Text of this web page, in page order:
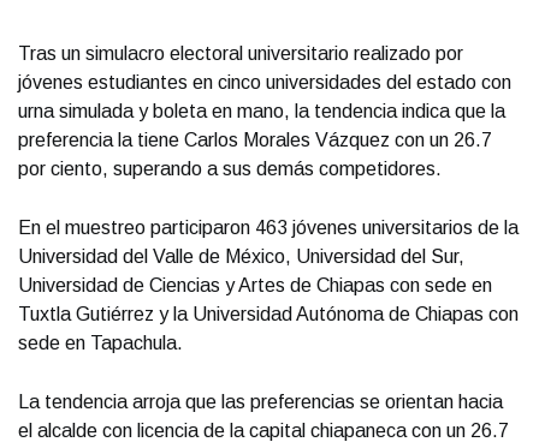
Tras un simulacro electoral universitario realizado por
jóvenes estudiantes en cinco universidades del estado con
urna simulada y boleta en mano, la tendencia indica que la
preferencia la tiene Carlos Morales Vázquez con un 26.7
por ciento, superando a sus demás competidores.
En el muestreo participaron 463 jóvenes universitarios de la
Universidad del Valle de México, Universidad del Sur,
Universidad de Ciencias y Artes de Chiapas con sede en
Tuxtla Gutiérrez y la Universidad Autónoma de Chiapas con
sede en Tapachula.
La tendencia arroja que las preferencias se orientan hacia
el alcalde con licencia de la capital chiapaneca con un 26.7